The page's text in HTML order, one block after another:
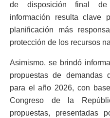
de disposición final de
información resulta clave
planificación más
protección de los recursos
Asimismo, se brindó
propuestas de demandas
para el año 2026, con
Congreso de la
propuestas, presentadas